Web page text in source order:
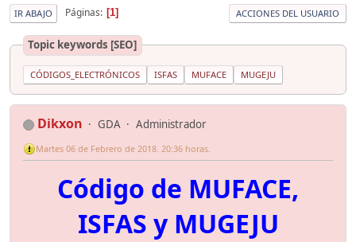
IR ABAJO Páginas 1 ACCIONES DEL USUARIO
Topic keywords [SEO]
CÓDIGOS_ELECTRÓNICOS ISFAS MUFACE MUGEJU
Dikxon GDA Administrador
Martes 06 de Febrero de 2018. 20:36 horas.
Código de MUFACE,
ISFAS y MUGEJU